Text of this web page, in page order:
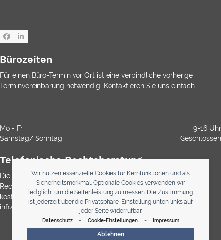
Wir nutzen essenzielle Cookies für Kernfunktionen und als
Sicherheitsmerkmal. Optionale Cookies verwenden wir
lediglich, um die Seitenleistung zu messen. Die Zustimmung
ist jederzeit über die Privatsphäre-Einstellung unten links auf
jeder Seite widerrufbar.
Datenschutz - Cookie-Einstellungen - Impressum
Ablehnen
Facebook
LinkedIn
Bürozeiten
Für einen Büro-Termin vor Ort ist eine verbindliche vorherige
Terminvereinbarung notwendig.
Kontaktieren Sie uns einfach.
Mo - Fr
9-16 Uhr
Samstag/ Sonntag
Geschlossen
Telefonische Rechtsberatung
Die Durchwahl ist kostenlos. Die Rechtsberatung ist gemäß
Rechtsanwaltsvergütungsgesetz (RVG) bei Anwälten immer
kostenpflichtig. Über etwaig anfallende Kosten werden Sie
informiert
0800 123 33 34